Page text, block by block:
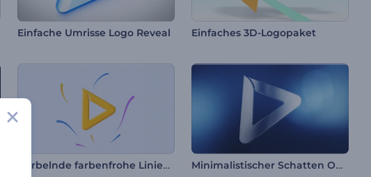
Einfache Umrisse Logo Reveal Einfaches 3D-Logopaket
Wirbelnde farbenfrohe Linien Intro Minimalistischer Schatten Opener